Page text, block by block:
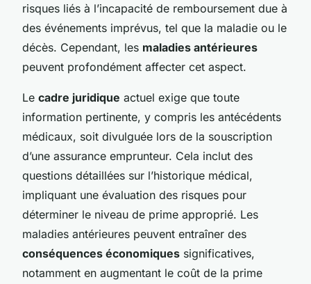
risques liés à l’incapacité de remboursement due à
des événements imprévus, tel que la maladie ou le
décès. Cependant, les maladies antérieures
peuvent profondément affecter cet aspect.
Le cadre juridique actuel exige que toute
information pertinente, y compris les antécédents
médicaux, soit divulguée lors de la souscription
d’une assurance emprunteur. Cela inclut des
questions détaillées sur l’historique médical,
impliquant une évaluation des risques pour
déterminer le niveau de prime approprié. Les
maladies antérieures peuvent entraîner des
conséquences économiques significatives,
notamment en augmentant le coût de la prime